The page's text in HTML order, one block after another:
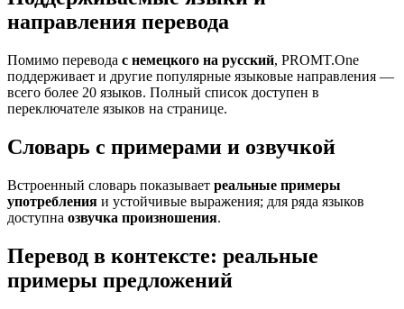
направления перевода
Помимо перевода с немецкого на русский, PROMT.One
поддерживает и другие популярные языковые направления —
всего более 20 языков. Полный список доступен в
переключателе языков на странице.
Словарь с примерами и озвучкой
Встроенный словарь показывает реальные примеры
употребления и устойчивые выражения; для ряда языков
доступна озвучка произношения.
Перевод в контексте: реальные
примеры предложений